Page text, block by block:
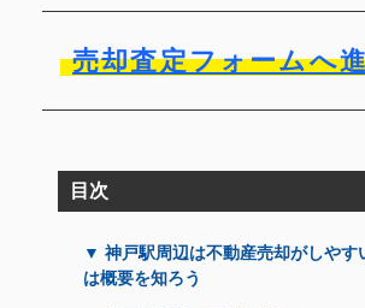
売却査定フォームへ
目次
▼ 神戸駅周辺は不動産売却がしやす
は概要を知ろう